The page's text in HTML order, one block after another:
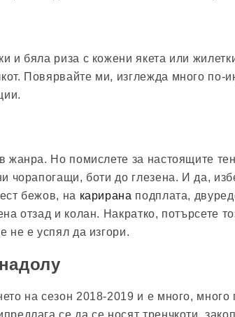
и бяла риза с кожени якета или
Повярвайте ми, изглежда много по-
жанра. Но помислете за настоящите
чорапогащи, боти до глезена. И да,
бежов, на карирана подплата,
отзад и колан. Накратко, потърсете
не е успял да изгори.
на сезон 2018-2019 и е много, много
се да се носят тренчкоти,